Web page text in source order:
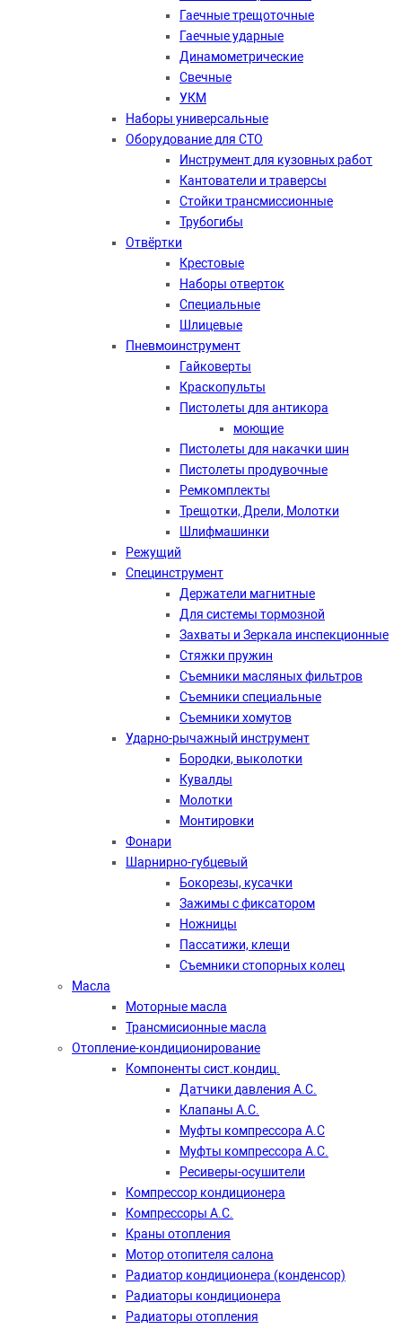
Гаечные трещоточные
Гаечные ударные
Динамометрические
Свечные
УКМ
Наборы универсальные
Оборудование для СТО
Инструмент для кузовных работ
Кантователи и траверсы
Стойки трансмиссионные
Трубогибы
Отвёртки
Крестовые
Наборы отверток
Специальные
Шлицевые
Пневмоинструмент
Гайковерты
Краскопульты
Пистолеты для антикора
моющие
Пистолеты для накачки шин
Пистолеты продувочные
Ремкомплекты
Трещотки, Дрели, Молотки
Шлифмашинки
Режущий
Специнструмент
Держатели магнитные
Для системы тормозной
Захваты и Зеркала инспекционные
Стяжки пружин
Съемники масляных фильтров
Съемники специальные
Съемники хомутов
Ударно-рычажный инструмент
Бородки, выколотки
Кувалды
Молотки
Монтировки
Фонари
Шарнирно-губцевый
Бокорезы, кусачки
Зажимы с фиксатором
Ножницы
Пассатижи, клещи
Съемники стопорных колец
Масла
Моторные масла
Трансмисионные масла
Отопление-кондиционирование
Компоненты сист.кондиц.
Датчики давления А.С.
Клапаны А.С.
Муфты компрессора А.С
Муфты компрессора А.С.
Ресиверы-осушители
Компрессор кондиционера
Компрессоры А.С.
Краны отопления
Мотор отопителя салона
Радиатор кондиционера (конденсор)
Радиаторы кондиционера
Радиаторы отопления